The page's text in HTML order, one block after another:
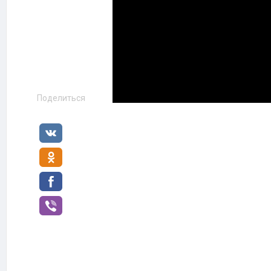
Поделиться